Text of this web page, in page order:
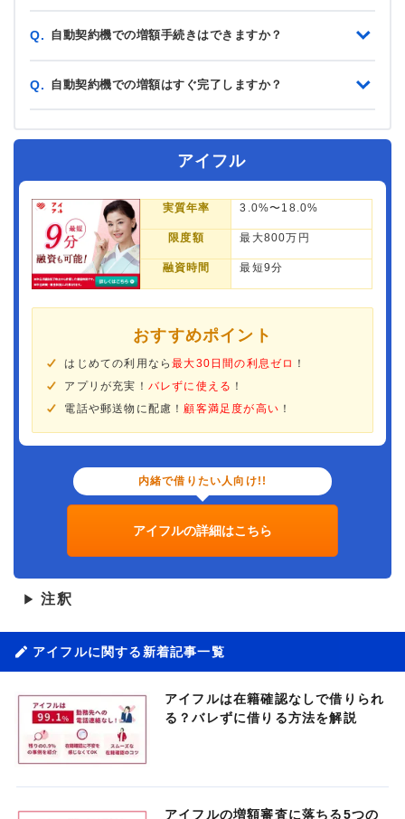
Q. 自動契約機での増額手続きはできますか？
Q. 自動契約機での増額はすぐ完了しますか？
アイフル
実質年率 3.0%〜18.0%
限度額 最大800万円
融資時間 最短9分
おすすめポイント
はじめての利用なら最大30日間の利息ゼロ ！
アプリが充実！ バレずに使える ！
電話や郵送物に配慮！ 顧客満足度が高い ！
内緒で借りたい人向け!!
アイフルの詳細はこちら
▶ 注釈
アイフルに関する新着記事一覧
アイフルは在籍確認なしで借りられ
る？バレずに借りる方法を解説
アイフルの増額審査に落ちる5つの